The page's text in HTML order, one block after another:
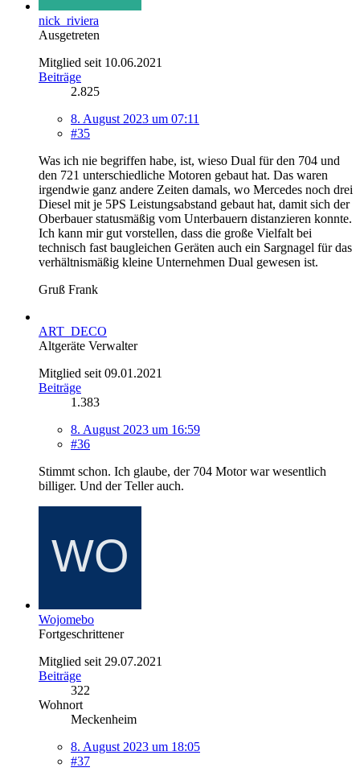
nick_riviera
Ausgetreten
Mitglied seit 10.06.2021
Beiträge
2.825
8. August 2023 um 07:11
#35
Was ich nie begriffen habe, ist, wieso Dual für den 704 und
den 721 unterschiedliche Motoren gebaut hat. Das waren
irgendwie ganz andere Zeiten damals, wo Mercedes noch drei
Diesel mit je 5PS Leistungsabstand gebaut hat, damit sich der
Oberbauer statusmäßig vom Unterbauern distanzieren konnte.
Ich kann mir gut vorstellen, dass die große Vielfalt bei
technisch fast baugleichen Geräten auch ein Sargnagel für das
verhältnismäßig kleine Unternehmen Dual gewesen ist.
Gruß Frank
ART_DECO
Altgeräte Verwalter
Mitglied seit 09.01.2021
Beiträge
1.383
8. August 2023 um 16:59
#36
Stimmt schon. Ich glaube, der 704 Motor war wesentlich
billiger. Und der Teller auch.
Wojomebo
Fortgeschrittener
Mitglied seit 29.07.2021
Beiträge
322
Wohnort
Meckenheim
8. August 2023 um 18:05
#37